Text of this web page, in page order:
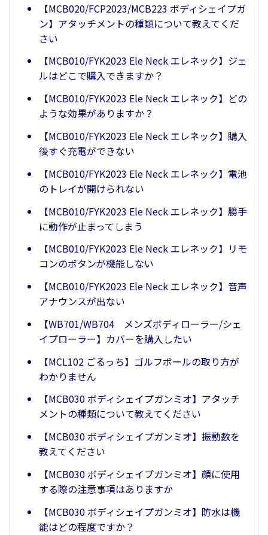
【MCB020/FCP2023/MCB223 ボディシェイプガ
ン】アタッチメントの種類について教えてくだ
さい
【MCB010/FYK2023 Ele Neck エレネック】ジェ
ルはどこで購入できますか？
【MCB010/FYK2023 Ele Neck エレネック】どの
ような効果がありますか？
【MCB010/FYK2023 Ele Neck エレネック】購入
後すぐ充電ができない
【MCB010/FYK2023 Ele Neck エレネック】電池
のトレイが開けられない
【MCB010/FYK2023 Ele Neck エレネック】勝手
に動作が止まってしまう
【MCB010/FYK2023 Ele Neck エレネック】リモ
コンのボタンが機能しない
【MCB010/FYK2023 Ele Neck エレネック】音声
アナウンスが出ない
【WB701/WB704 メンズボディローラー/シェ
イプローラー】カバーを購入したい
【MCL102 ごるっち】ゴルフボールの取り方が
わかりません
【MCB030 ボディシェイプガンミオ】アタッチ
メントの種類について教えてください
【MCB030 ボディシェイプガンミオ】振動数を
教えてください
【MCB030 ボディシェイプガンミオ】顔に使用
する際の注意事項はありますか
【MCB030 ボディシェイプガンミオ】防水は機
能はどの程度ですか？